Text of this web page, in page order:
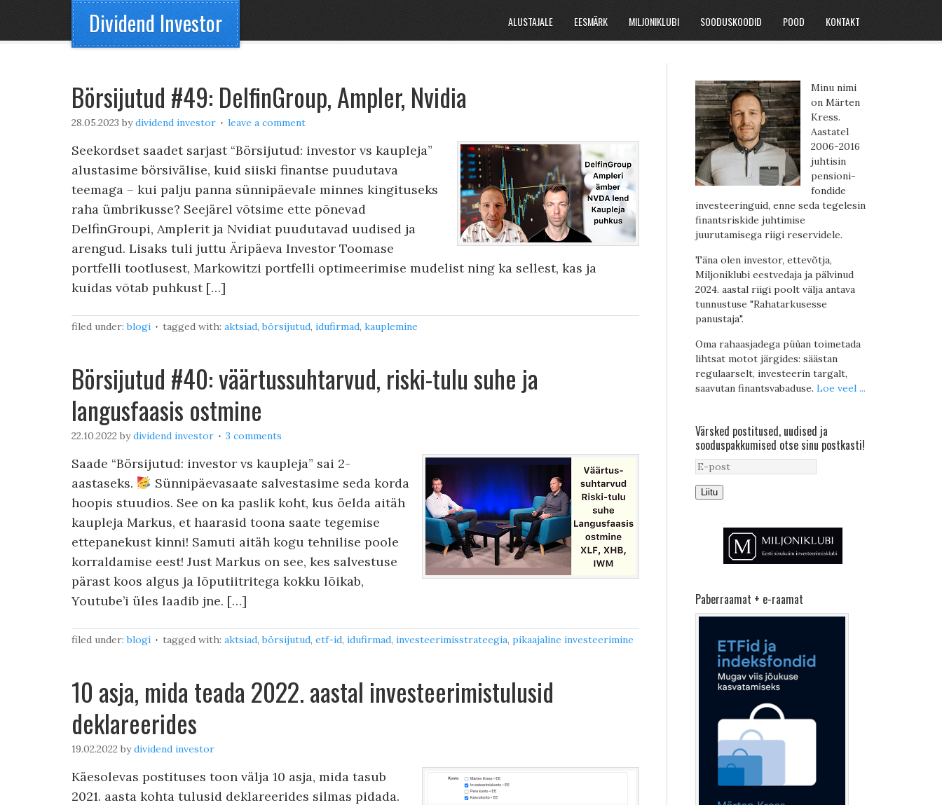
Dividend Investor ALUSTAJALE EESMÄRK MILJONIKLUBI SOODUSKOODID POOD KONTAKT
Börsijutud #49: DelfinGroup, Ampler, Nvidia
28.05.2023 bydividend investor leave a comment
Seekordset saadet sarjast “Börsijutud: investor vs kaupleja”
alustasime börsivälise, kuid siiski finantse puudutava
teemaga – kui palju panna sünnipäevale minnes kingituseks
raha ümbrikusse? Seejärel võtsime ette põnevad
DelfinGroupi, Amplerit ja Nvidiat puudutavad uudised ja
arengud. Lisaks tuli juttu Äripäeva Investor Toomase
portfelli tootlusest, Markowitzi portfelli optimeerimise mudelist ning ka sellest, kas ja
kuidas võtab puhkust […]
filed under:blogi tagged with: aktsiad,börsijutud, idufirmad, kauplemine
Börsijutud #40: väärtussuhtarvud, riski-tulu suhe ja
langusfaasis ostmine
22.10.2022 bydividend investor 3 comments
Saade “Börsijutud: investor vs kaupleja” sai 2-
aastaseks.
Sünnipäevasaate salvestasime seda korda
hoopis stuudios. See on ka paslik koht, kus öelda aitäh
kaupleja Markus, et haarasid toona saate tegemise
ettepanekust kinni! Samuti aitäh kogu tehnilise poole
korraldamise eest! Just Markus on see, kes salvestuse
pärast koos algus ja lõputiitritega kokku lõikab,
Youtube’i üles laadib jne. […]
filed under:blogi tagged with: aktsiad,börsijutud, etf-id, idufirmad, investeerimisstrateegia, pikaajaline investeerimine
10 asja, mida teada 2022. aastal investeerimistulusid
deklareerides
19.02.2022 bydividend investor
Käesolevas postituses toon välja 10 asja, mida tasub
2021. aasta kohta tulusid deklareerides silmas pidada.
Minu nimi
on Märten
Kress.
Aastatel
2006-2016
juhtisin
pensioni-
fondide
investeeringuid, enne seda tegelesin
finantsriskide juhtimise
juurutamisega riigi reservidele.
Täna olen investor, ettevõtja,
Miljoniklubi eestvedaja ja pälvinud
2024. aastal riigi poolt välja antava
tunnustuse "Rahatarkusesse
panustaja".
Oma rahaasjadega püüan toimetada
lihtsat motot järgides: säästan
regulaarselt, investeerin targalt,
saavutan finantsvabaduse. Loe veel ...
Värsked postitused, uudised ja
sooduspakkumised otse sinu postkasti!
Liitu
Paberraamat + e-raamat